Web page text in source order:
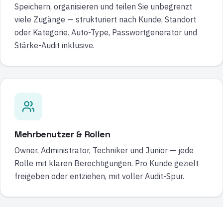
Speichern, organisieren und teilen Sie unbegrenzt
viele Zugänge — strukturiert nach Kunde, Standort
oder Kategorie. Auto-Type, Passwortgenerator und
Stärke-Audit inklusive.
Mehrbenutzer & Rollen
Owner, Administrator, Techniker und Junior — jede
Rolle mit klaren Berechtigungen. Pro Kunde gezielt
freigeben oder entziehen, mit voller Audit-Spur.